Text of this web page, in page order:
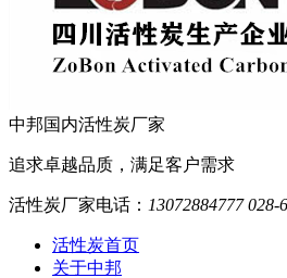
中邦国内活性炭厂家
追求卓越品质，满足客户需求
活性炭厂家电话： 13072884777 028-
活性炭首页
关于中邦